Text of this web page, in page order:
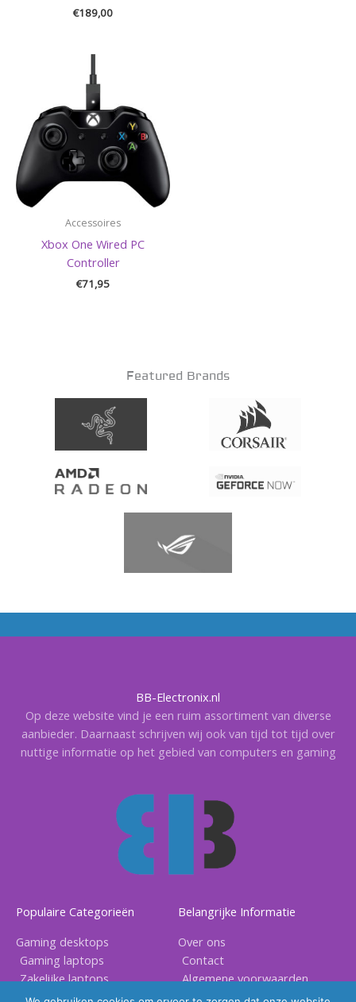
€189,00
Accessoires
Xbox One Wired PC
Controller
€71,95
Featured Brands
BB-Electronix.nl
Op deze website vind je een ruim assortiment van diverse
aanbieder. Daarnaast schrijven wij ook van tijd tot tijd over
nuttige informatie op het gebied van computers en gaming
Populaire Categorieën
Gaming desktops
Gaming laptops
Zakelijke laptops
Gaming accessoires
Belangrijke Informatie
Over ons
Contact
Algemene voorwaarden
Privacy voorwaarden